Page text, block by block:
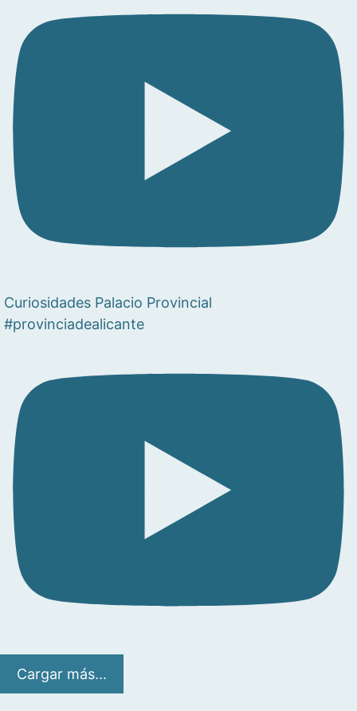
Curiosidades Palacio Provincial
#provinciadealicante
Cargar más...